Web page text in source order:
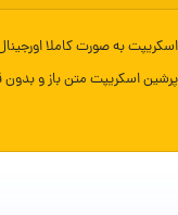
به صورت کاملا
اسکریپت متن باز و